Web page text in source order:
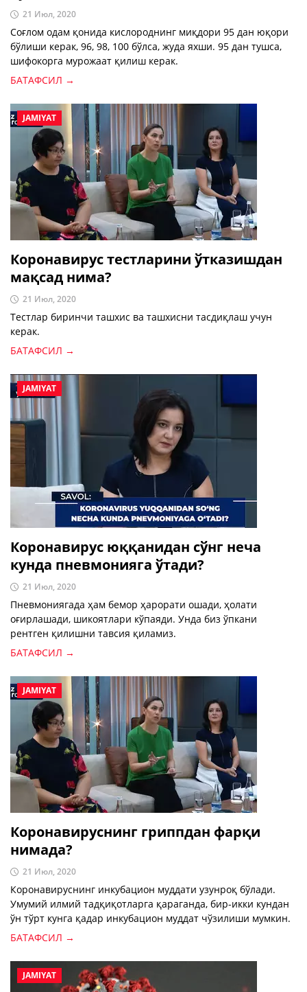
21 Июл, 2020
Соғлом одам қонида кислороднинг миқдори 95 дан юқори
бўлиши керак, 96, 98, 100 бўлса, жуда яхши. 95 дан тушса,
шифокорга мурожаат қилиш керак.
БАТАФСИЛ →
JAMIYAT
Коронавирус тестларини ўтказишдан
мақсад нима?
21 Июл, 2020
Тестлар биринчи ташхис ва ташхисни тасдиқлаш учун
керак.
БАТАФСИЛ →
JAMIYAT
Коронавирус юққанидан сўнг неча
кунда пневмонияга ўтади?
21 Июл, 2020
Пневмониягада ҳам бемор ҳарорати ошади, ҳолати
оғирлашади, шикоятлари кўпаяди. Унда биз ўпкани
рентген қилишни тавсия қиламиз.
БАТАФСИЛ →
JAMIYAT
Коронавируснинг гриппдан фарқи
нимада?
21 Июл, 2020
Коронавируснинг инкубацион муддати узунроқ бўлади.
Умумий илмий тадқиқотларга қараганда, бир-икки кундан
ўн тўрт кунга қадар инкубацион муддат чўзилиши мумкин.
БАТАФСИЛ →
JAMIYAT